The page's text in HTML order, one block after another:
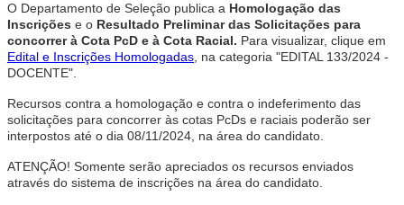
O Departamento de Seleção publica a Homologação das
Inscrições e o Resultado Preliminar das Solicitações para
concorrer à Cota PcD e à Cota Racial. Para visualizar, clique em
Edital e Inscrições Homologadas, na categoria "EDITAL 133/2024 -
DOCENTE".
Recursos contra a homologação e contra o indeferimento das
solicitações para concorrer às cotas PcDs e raciais poderão ser
interpostos até o dia 08/11/2024, na área do candidato.
ATENÇÃO! Somente serão apreciados os recursos enviados
através do sistema de inscrições na área do candidato.